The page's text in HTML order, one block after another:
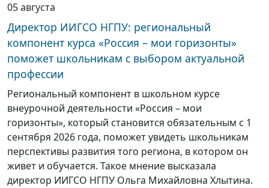
05 августа
Директор ИИГСО НГПУ: региональный
компонент курса «Россия – мои горизонты»
поможет школьникам с выбором актуальной
профессии
Региональный компонент в школьном курсе
внеурочной деятельности «Россия – мои
горизонты», который становится обязательным с 1
сентября 2026 года, поможет увидеть школьникам
перспективы развития того региона, в котором он
живет и обучается. Такое мнение высказала
директор ИИГСО НГПУ Ольга Михайловна Хлытина.